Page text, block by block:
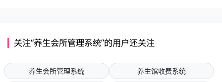
关注“养生会所管理系统”的用户还关注
养生会所管理系统
养生馆收费系统